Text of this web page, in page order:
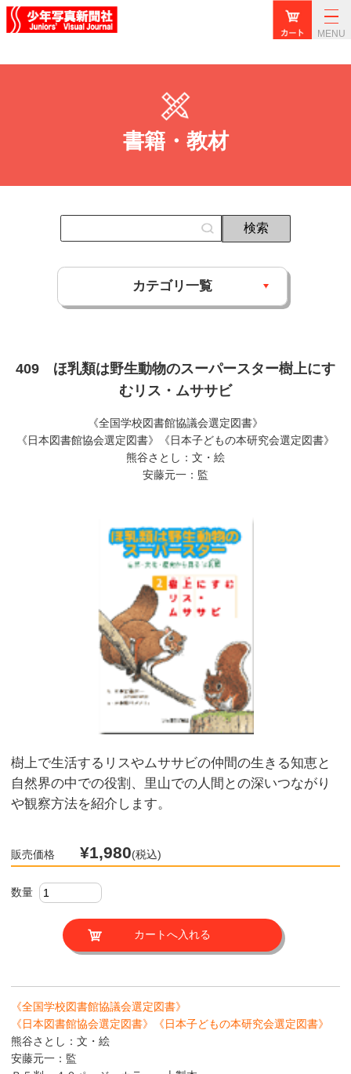
MENU
書籍・教材
カテゴリ一覧
409 ほ乳類は野生動物のスーパースター樹上にす
むリス・ムササビ
《全国学校図書館協議会選定図書》
《日本図書館協会選定図書》《日本子どもの本研究会選定図書》
熊谷さとし：文・絵
安藤元一：監
樹上で生活するリスやムササビの仲間の生きる知恵と
自然界の中での役割、里山での人間との深いつながり
や観察方法を紹介します。
販売価格 ¥1,980(税込)
数量
《全国学校図書館協議会選定図書》
《日本図書館協会選定図書》《日本子どもの本研究会選定図書》
熊谷さとし：文・絵
安藤元一：監